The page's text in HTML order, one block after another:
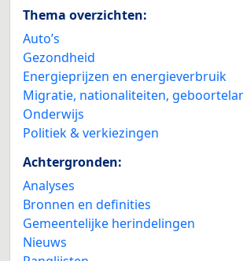
Thema overzichten:
Auto’s
Gezondheid
Energieprijzen en energieverbruik
Migratie, nationaliteiten,
Onderwijs
Politiek & verkiezingen
Achtergronden:
Analyses
Bronnen en definities
Gemeentelijke herindelingen
Nieuws